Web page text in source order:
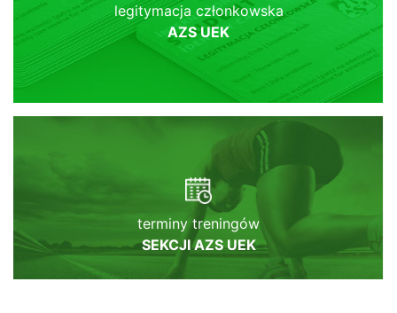
legitymacja członkowska
AZS UEK
terminy treningów
SEKCJI AZS UEK